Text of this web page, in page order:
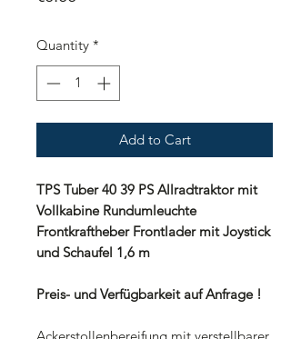
Quantity *
Add to Cart
TPS Tuber 40 39 PS Allradtraktor mit
Vollkabine Rundumleuchte
Frontkraftheber Frontlader mit Joystick
und Schaufel 1,6 m
Preis- und Verfügbarkeit auf Anfrage !
Ackerstollenbereifung mit verstellbarer